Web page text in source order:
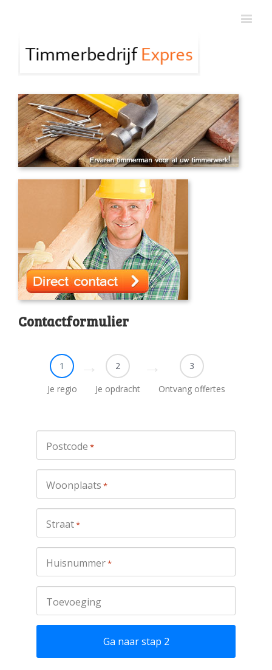
Contactformulier
1
Je regio
2
Je opdracht
3
Ontvang offertes
Postcode *
Woonplaats *
Straat*
Huisnummer*
Toevoeging